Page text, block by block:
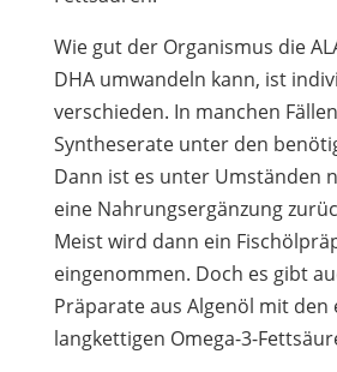
Wie gut der Organismus die
DHA umwandeln kann, ist
verschieden. In manchen
Syntheserate unter den
Dann ist es unter Umständen
eine Nahrungsergänzung
Meist wird dann ein
eingenommen. Doch es gibt
Präparate aus Algenöl mit
langkettigen Omega-3-